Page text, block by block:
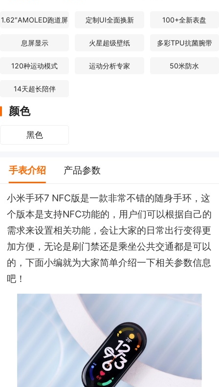
1.62″AMOLED跑道屏 定制UI全面换新 100+全新表盘
息屏显示 火星超级壁纸 多彩TPU抗菌腕带
120种运动模式 运动分析专家 50米防水
14天超长陪伴
颜色
黑色
手表介绍 产品参数
小米手环7 NFC版是一款非常不错的随身手环，这
个版本是支持NFC功能的，用户们可以根据自己的
需求来设置相关功能，会让大家的日常出行变得更
加方便，无论是刷门禁还是乘坐公共交通都是可以
的，下面小编就为大家简单介绍一下相关参数信息
吧！